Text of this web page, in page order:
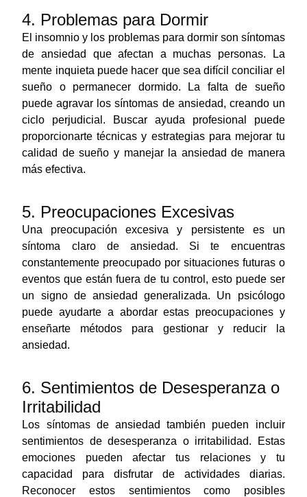
4. Problemas para Dormir
El insomnio y los problemas para dormir son síntomas
de ansiedad que afectan a muchas personas. La
mente inquieta puede hacer que sea difícil conciliar el
sueño o permanecer dormido. La falta de sueño
puede agravar los síntomas de ansiedad, creando un
ciclo perjudicial. Buscar ayuda profesional puede
proporcionarte técnicas y estrategias para mejorar tu
calidad de sueño y manejar la ansiedad de manera
más efectiva.
5. Preocupaciones Excesivas
Una preocupación excesiva y persistente es un
síntoma claro de ansiedad. Si te encuentras
constantemente preocupado por situaciones futuras o
eventos que están fuera de tu control, esto puede ser
un signo de ansiedad generalizada. Un psicólogo
puede ayudarte a abordar estas preocupaciones y
enseñarte métodos para gestionar y reducir la
ansiedad.
6. Sentimientos de Desesperanza o
Irritabilidad
Los síntomas de ansiedad también pueden incluir
sentimientos de desesperanza o irritabilidad. Estas
emociones pueden afectar tus relaciones y tu
capacidad para disfrutar de actividades diarias.
Reconocer estos sentimientos como posibles